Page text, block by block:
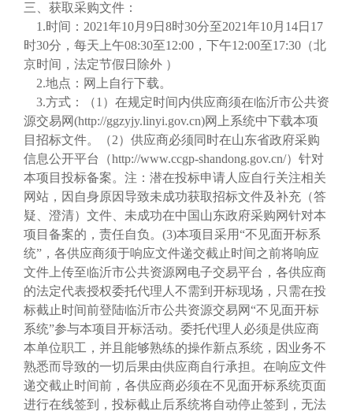
三、获取采购文件：
1.时间：2021年10月9日8时30分至2021年10月14日17
时30分，每天上午08:30至12:00，下午12:00至17:30（北
京时间，法定节假日除外 ）
2.地点：网上自行下载。
3.方式：（1）在规定时间内供应商须在临沂市公共资
源交易网(http://ggzyjy.linyi.gov.cn)网上系统中下载本项
目招标文件。（2）供应商必须同时在山东省政府采购
信息公开平台（http://www.ccgp-shandong.gov.cn/）针对
本项目投标备案。注：潜在投标申请人应自行关注相关
网站，因自身原因导致未成功获取招标文件及补充（答
疑、澄清）文件、未成功在中国山东政府采购网针对本
项目备案的，责任自负。(3)本项目采用“不见面开标系
统”，各供应商须于响应文件递交截止时间之前将响应
文件上传至临沂市公共资源网电子交易平台，各供应商
的法定代表授权委托代理人不需到开标现场，只需在投
标截止时间前登陆临沂市公共资源交易网“不见面开标
系统”参与本项目开标活动。委托代理人必须是供应商
本单位职工，并且能够熟练的操作新点系统，因业务不
熟悉而导致的一切后果由供应商自行承担。在响应文件
递交截止时间前，各供应商必须在不见面开标系统页面
进行在线签到，投标截止后系统将自动停止签到，无法